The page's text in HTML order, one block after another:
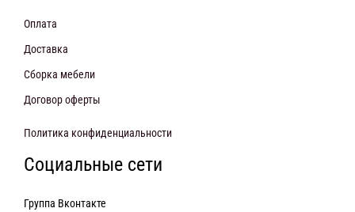
Оплата
Доставка
Сборка мебели
Договор оферты
Политика конфиденциальности
Социальные сети
Группа Вконтакте